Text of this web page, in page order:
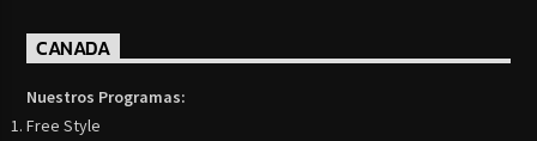
CANADA
Nuestros Programas:
Free Style